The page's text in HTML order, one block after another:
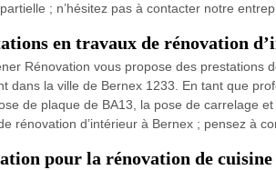
; n’hésitez pas à contacter notre
en travaux de rénovation
Rénovation vous propose des prestations
dans la ville de Bernex 1233. En tant que
de plaque de BA13, la pose de carrelage
rénovation d’intérieur à Bernex ; pensez à
pour la rénovation de cuisine